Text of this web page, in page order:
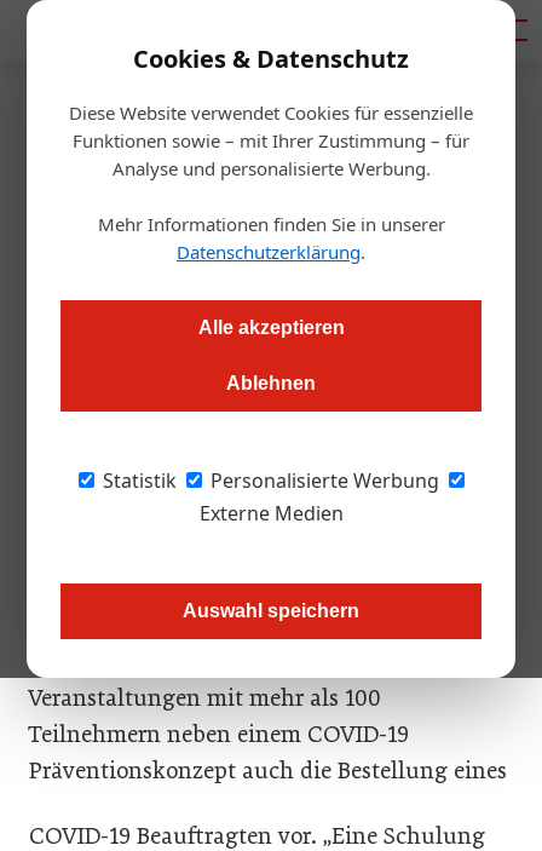
Cookies & Datenschutz
Diese Website verwendet Cookies für essenzielle
Funktionen sowie – mit Ihrer Zustimmung – für
Analyse und personalisierte Werbung.
Mehr Informationen finden Sie in unserer
Datenschutzerklärung.
Alle akzeptieren
Ablehnen
Statistik
Personalisierte Werbung
Externe Medien
Auswahl speichern
Startseite/Gastro & Hotel
Online-Kurs für COVID-19
Beauftragte bei
Veranstaltungen
Online-Kurs für COVID-19-Beauftragte im Rahmen von
Veranstaltungen an. Der Kurs besteht aus 9 Video-Modulen
Lockerungsverordnung
COVID-19-LV-Novelle) sieht ab 1. Juli bei
Veranstaltungen mit mehr als 100
Teilnehmern neben einem COVID-19
Präventionskonzept auch die Bestellung eines
COVID-19 Beauftragten vor. „Eine Schulung